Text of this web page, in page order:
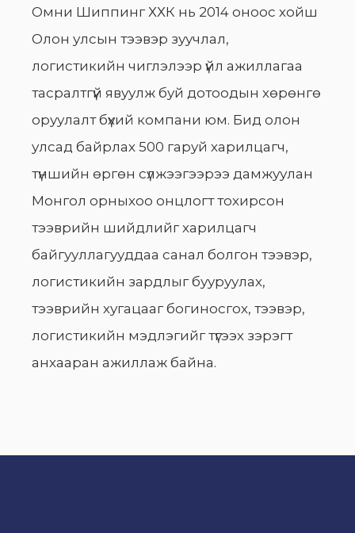
Омни Шиппинг ХХК нь 2014 оноос хойш
Олон улсын тээвэр зуучлал,
логистикийн чиглэлээр үйл ажиллагаа
тасралтгүй явуулж буй дотоодын хөрөнгө
оруулалт бүхий компани юм. Бид олон
улсад байрлах 500 гаруй харилцагч,
түншийн өргөн сүлжээгээрээ дамжуулан
Монгол орныхоо онцлогт тохирсон
тээврийн шийдлийг харилцагч
байгууллагууддаа санал болгон тээвэр,
логистикийн зардлыг бууруулах,
тээврийн хугацааг богиносгох, тээвэр,
логистикийн мэдлэгийг түгээх зэрэгт
анхааран ажиллаж байна.